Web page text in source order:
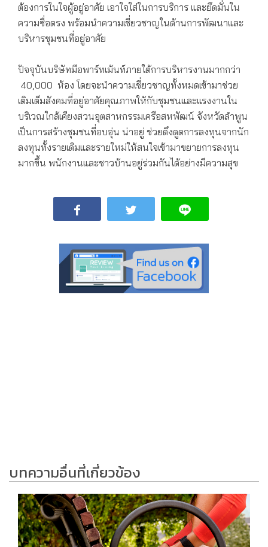
ต้องการในใจผู้อยู่อาศัย เอาใจใส่ในการบริการ และยึดมั่นใน
ความซื่อตรง พร้อมนำความเชี่ยวชาญในด้านการพัฒนาและ
บริหารชุมชนที่อยู่อาศัย
ปัจจุบันบริษัทมีอพาร์ทเม้นท์ภายใต้การบริหารงานมากกว่า
40,000 ห้อง โดยจะนำความเชี่ยวชาญทั้งหมดเข้ามาช่วย
เติมเต็มสังคมที่อยู่อาศัยคุณภาพให้กับชุมชนและแรงงานใน
บริเวณใกล้เคียงสวนอุตสาหกรรมเครือสหพัฒน์ จังหวัดลำพูน
เป็นการสร้างชุมชนที่อบอุ่น น่าอยู่ ช่วยดึงดูดการลงทุนจากนัก
ลงทุนทั้งรายเดิมและรายใหม่ให้สนใจเข้ามาขยายการลงทุน
มากขึ้น พนักงานและชาวบ้านอยู่ร่วมกันได้อย่างมีความสุข
บทความอื่นที่เกี่ยวข้อง